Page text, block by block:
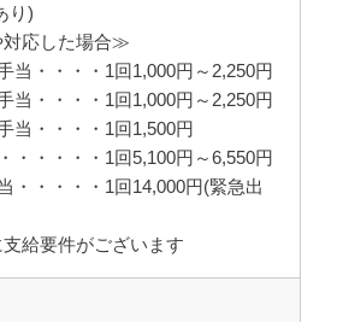
り)
応した場合≫
当・・・・1回1,000円～2,250円
当・・・・1回1,000円～2,250円
当・・・・1回1,500円
・・・・・1回5,100円～6,550円
・・・・・1回14,000円(緊急出
給要件がございます